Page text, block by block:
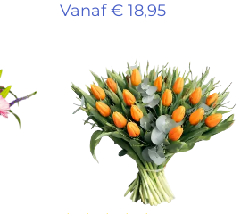
Vanaf € 18,95
Uitverkocht